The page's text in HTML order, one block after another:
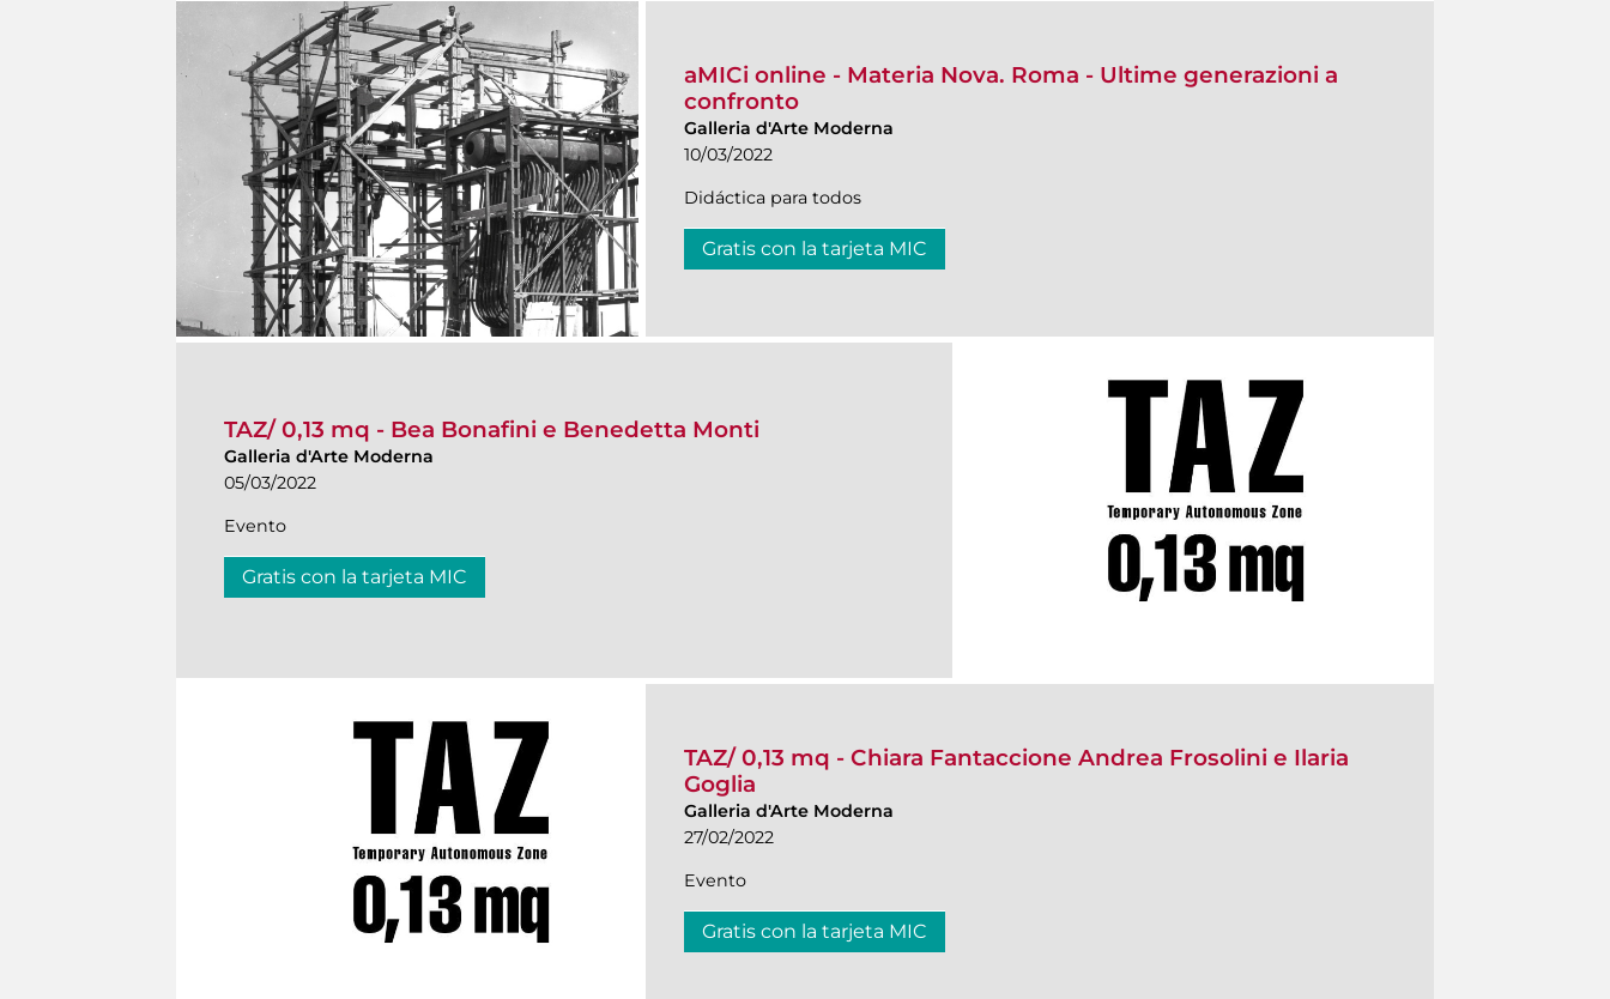
aMICi online - Materia Nova. Roma - Ultime generazioni a
confronto
Galleria d'Arte Moderna
10/03/2022
Didáctica para todos
Gratis con la tarjeta MIC
TAZ/ 0,13 mq - Bea Bonafini e Benedetta Monti
Galleria d'Arte Moderna
05/03/2022
Evento
Gratis con la tarjeta MIC
TAZ/ 0,13 mq - Chiara Fantaccione Andrea Frosolini e Ilaria
Goglia
Galleria d'Arte Moderna
27/02/2022
Evento
Gratis con la tarjeta MIC